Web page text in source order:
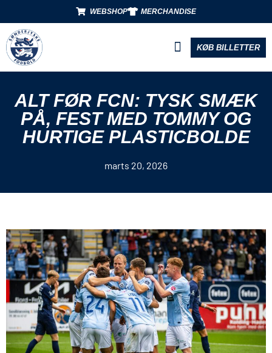
WEBSHOP MERCHANDISE
KØB BILLETTER
ALT FØR FCN: TYSK SMÆK
PÅ, FEST MED TOMMY OG
HURTIGE PLASTICBOLDE
marts 20, 2026